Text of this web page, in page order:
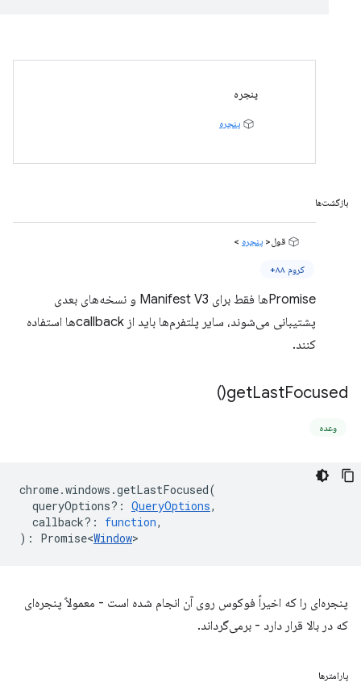
پنجره
پنجره
بازگشت‌ها
قول< پنجره >
کروم ۸۸+
Promiseها فقط برای Manifest V3 و نسخه‌های بعدی
پشتیبانی می‌شوند، سایر پلتفرم‌ها باید از callbackها استفاده
کنند.
getLastFocused(
)
وعده
chrome.windows .getLastFocused(
queryOptions? : QueryOptions,
callback? : function,
) : Promise<Window>
پنجره‌ای را که اخیراً فوکوس روی آن انجام شده است - معمولاً پنجره‌ای
که در بالا قرار دارد - برمی‌گرداند.
پارامترها